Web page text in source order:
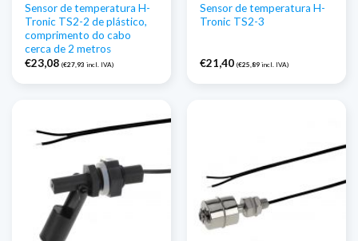
Sensor de temperatura H-
Tronic TS2-2 de plástico,
comprimento do cabo
cerca de 2 metros
€23,08 (€27,93 incl. IVA)
Sensor de temperatura H-
Tronic TS2-3
€21,40 (€25,89 incl. IVA)